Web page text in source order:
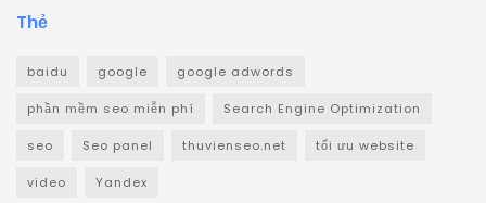
Thẻ
baidu google google adwords
phần mềm seo miễn phí Search Engine Optimization
seo Seo panel thuvienseo.net tối ưu website
video Yandex